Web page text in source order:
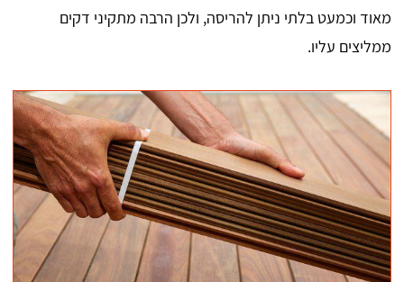
מאוד וכמעט בלתי ניתן להריסה, ולכן הרבה מתקיני דקים
ממליצים עליו.